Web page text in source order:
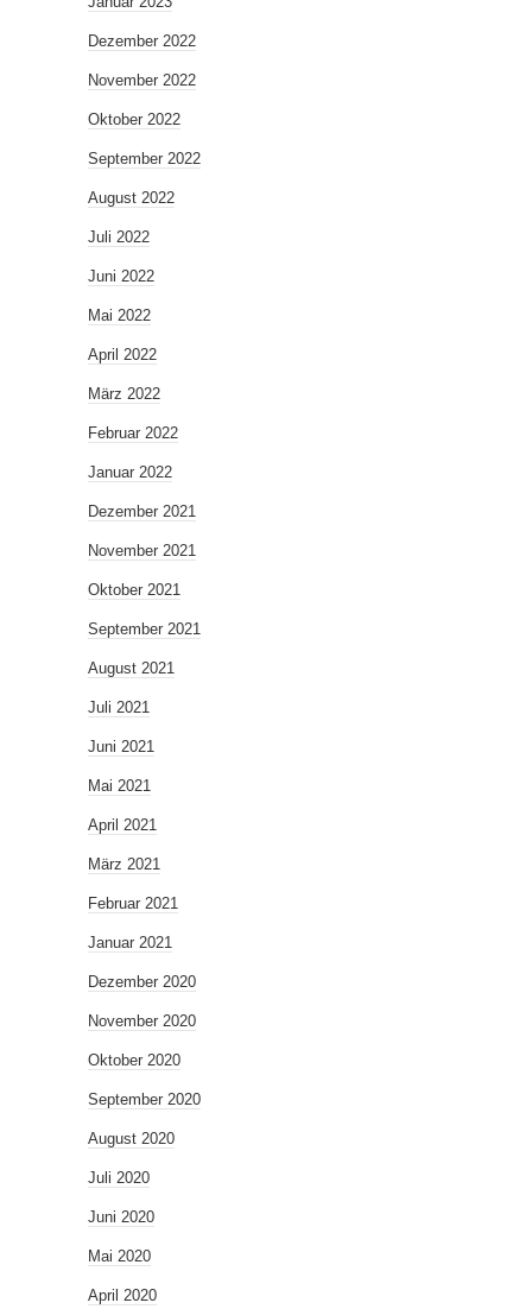
Dezember 2022
November 2022
Oktober 2022
September 2022
August 2022
Juli 2022
Juni 2022
Mai 2022
April 2022
März 2022
Februar 2022
Januar 2022
Dezember 2021
November 2021
Oktober 2021
September 2021
August 2021
Juli 2021
Juni 2021
Mai 2021
April 2021
März 2021
Februar 2021
Januar 2021
Dezember 2020
November 2020
Oktober 2020
September 2020
August 2020
Juli 2020
Juni 2020
Mai 2020
April 2020